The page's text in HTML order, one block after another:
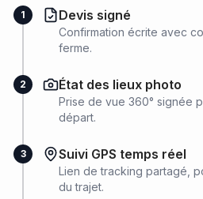
1 Devis signé
Confirmation écrite avec
ferme.
2 État des lieux photo
Prise de vue 360° signée
départ.
3 Suivi GPS temps réel
Lien de tracking partagé,
du trajet.